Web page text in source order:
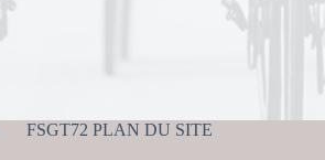
FSGT72 PLAN DU SITE